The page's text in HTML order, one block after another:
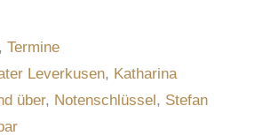
,Termine
Leverkusen, Katharina
über, Notenschlüssel, Stefan